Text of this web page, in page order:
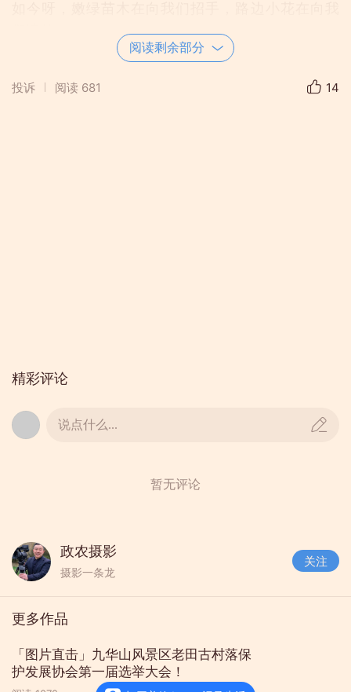
空着飞鸟在向我们歌唱，这鸟语花香、欢声笑语、
力量
风，我们在把号角吹响，祝福祖国的明天，天更
国力更强盛。
阅读剩余部分
投诉 阅读 681 14
精彩评论
说点什么...
暂无评论
政农摄影
摄影一条龙
关注
更多作品
「图片直击」九华山风景区老田古村落保
护发展协会第一届选举大会！